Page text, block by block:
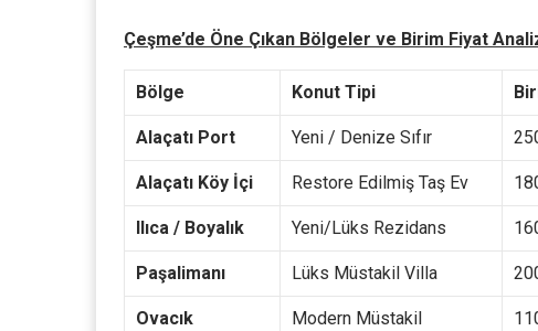
Çeşme’de Öne Çıkan Bölgeler ve Birim Fiyat
Bölge Konut Tipi
Alaçatı Port Yeni / Denize Sıfır
Alaçatı Köy İçi Restore Edilmiş Taş Ev
Ilıca / Boyalık Yeni/Lüks Rezidans
Paşalimanı Lüks Müstakil Villa
Ovacık Modern Müstakil